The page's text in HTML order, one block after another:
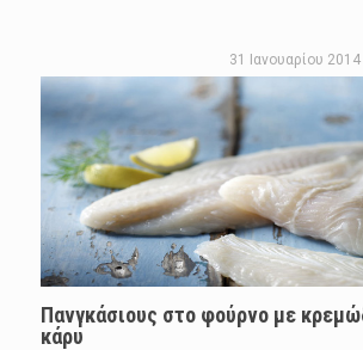
31 Ιανουαρίου 2014
Πανγκάσιους στο φούρνο με
κάρυ